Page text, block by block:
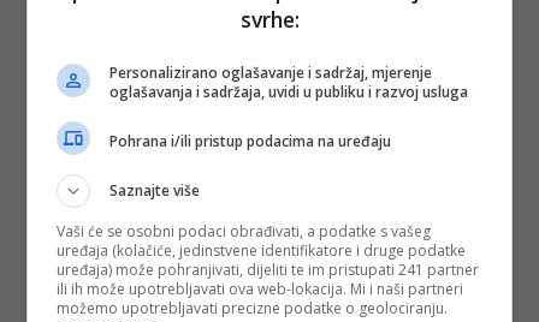
svrhe:
Personalizirano oglašavanje i sadržaj, mjerenje
oglašavanja i sadržaja, uvidi u publiku i razvoj usluga
Pohrana i/ili pristup podacima na uređaju
Saznajte više
Vaši će se osobni podaci obrađivati, a podatke s vašeg
uređaja (kolačiće, jedinstvene identifikatore i druge podatke
uređaja) može pohranjivati, dijeliti te im pristupati 241 partner
ili ih može upotrebljavati ova web-lokacija. Mi i naši partneri
možemo upotrebljavati precizne podatke o geolociranju.